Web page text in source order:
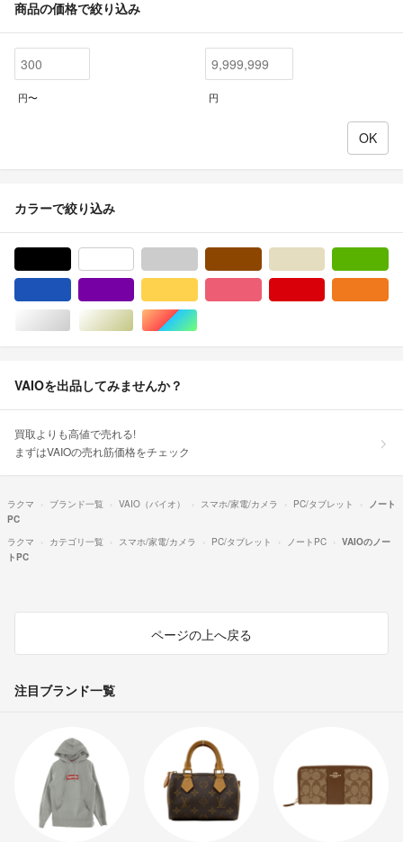
商品の価格で絞り込み
円〜 円
カラーで絞り込み
シルバー/銀色系ゴールド/金色系マルチカラー
VAIOを出品してみませんか？
買取よりも高値で売れる!
まずはVAIOの売れ筋価格をチェック
ラクマ ブランド一覧 VAIO（バイオ） スマホ/家電/カメラ PC/タブレット
ノート
PC
ラクマ
カテゴリ一覧 スマホ/家電/カメラ PC/タブレット ノートPC
VAIOのノー
トPC
ページの上へ戻る
注目ブランド一覧